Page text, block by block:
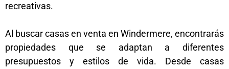
recreativas.
Al buscar casas en venta en Windermere, encontrarás
propiedades que se adaptan a diferentes
presupuestos y estilos de vida. Desde casas